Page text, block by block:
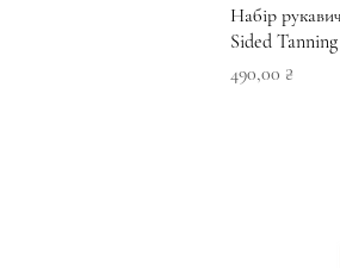
Набір
Sided
Ціна
490,00 ₴